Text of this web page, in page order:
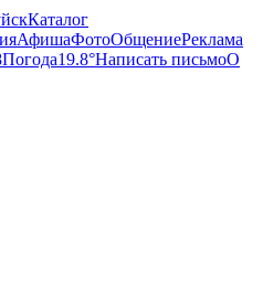
Каталог
АфишаФотоОбщениеРеклама
Погода19.8°Написать письмоО